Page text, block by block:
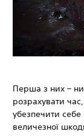
Перша з них –
розрахувати
убезпечити себе
величезної